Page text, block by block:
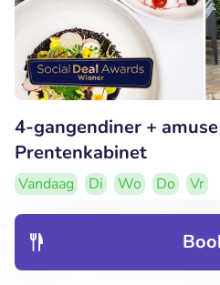
4-gangendiner +
Prentenkabinet
Vandaag Di Wo Do
Vr
9.6
Perfect• 804
Het Prentenkabinet